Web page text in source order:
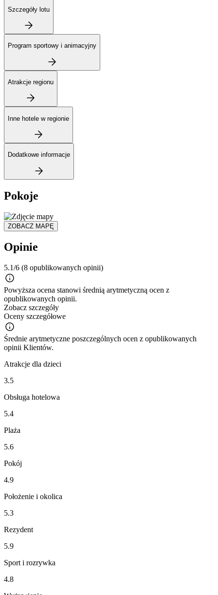
Szczegóły lotu
Program sportowy i animacyjny
Atrakcje regionu
Inne hotele w regionie
Dodatkowe informacje
Pokoje
ZOBACZ MAPĘ
Opinie
5.1/6 (8 opublikowanych opinii)
Powyższa ocena stanowi średnią arytmetyczną ocen z
opublikowanych opinii.
Zobacz szczegóły
Oceny szczegółowe
Średnie arytmetyczne poszczególnych ocen z opublikowanych
opinii Klientów.
Atrakcje dla dzieci
3.5
Obsługa hotelowa
5.4
Plaża
5.6
Pokój
4.9
Położenie i okolica
5.3
Rezydent
5.9
Sport i rozrywka
4.8